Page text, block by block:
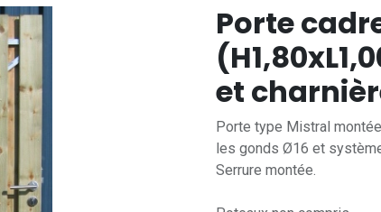
Porte
et
Porte type Mistral
les gonds Ø16 et
Serrure montée.